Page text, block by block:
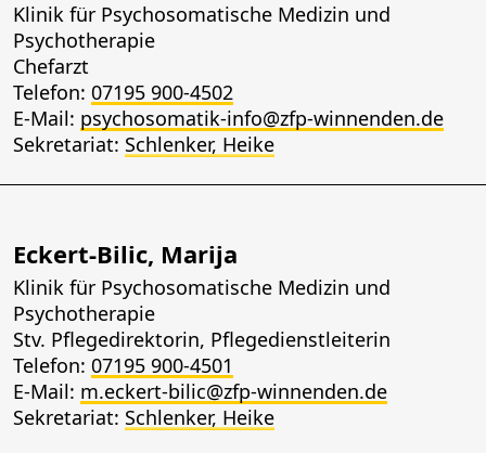
Klinik für Psychosomatische Medizin und
Psychotherapie
Chefarzt
Telefon: 07195 900-4502
E-Mail: psychosomatik-info@zfp-winnenden.de
Sekretariat: Schlenker, Heike
Eckert-Bilic, Marija
Klinik für Psychosomatische Medizin und
Psychotherapie
Stv. Pflegedirektorin, Pflegedienstleiterin
Telefon: 07195 900-4501
E-Mail: m.eckert-bilic@zfp-winnenden.de
Sekretariat: Schlenker, Heike